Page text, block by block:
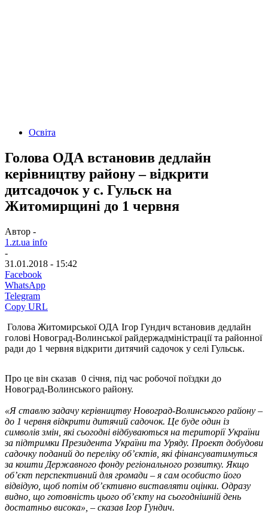
Освіта
Голова ОДА встановив дедлайн
керівництву району – відкрити
дитсадочок у с. Гульск на
Житомирщині до 1 червня
Автор -
1.zt.ua info
-
31.01.2018 - 15:42
Facebook
WhatsApp
Telegram
Copy URL
Голова Житомирської ОДА Ігор Гундич встановив дедлайн
голові Новоград-Волинської райдержадміністрації та районної
ради до 1 червня відкрити дитячий садочок у селі Гульськ.
Про це він сказав 0 січня, під час робочої поїздки до
Новоград-Волинського району.
«Я ставлю задачу керівництву Новоград-Волинського району –
до 1 червня відкрити дитячий садочок. Це буде один із
символів змін, які сьогодні відбуваються на території України
за підтримки Президента України та Уряду. Проект добудови
садочку поданий до переліку об’єктів, які фінансуватимуться
за кошти Державного фонду регіонального розвитку. Якщо
об’єкт перспективний для громади – я сам особисто його
відвідую, щоб потім об’єктивно виставляти оцінки. Одразу
видно, що готовність цього об’єкту на сьогоднішній день
достатньо висока», – сказав Ігор Гундич.